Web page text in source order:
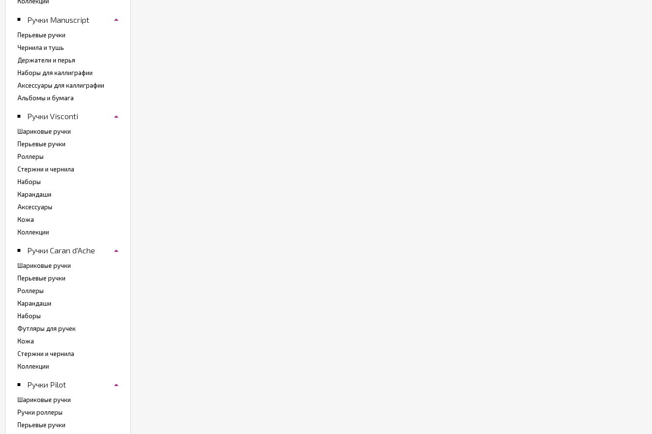
Ручки Manuscript
Перьевые ручки
Чернила и тушь
Держатели и перья
Наборы для каллиграфии
Аксессуары для каллиграфии
Альбомы и бумага
Ручки Visconti
Шариковые ручки
Перьевые ручки
Роллеры
Стержни и чернила
Наборы
Карандаши
Аксессуары
Кожа
Коллекции
Ручки Caran d'Ache
Шариковые ручки
Перьевые ручки
Роллеры
Карандаши
Наборы
Футляры для ручек
Кожа
Стержни и чернила
Коллекции
Ручки Pilot
Шариковые ручки
Ручки роллеры
Перьевые ручки